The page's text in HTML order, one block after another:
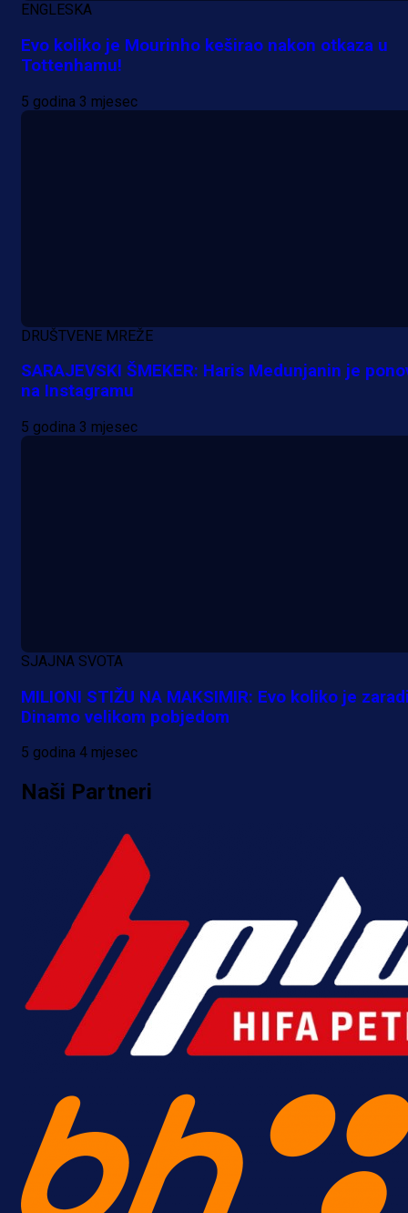
ENGLESKA
Evo koliko je Mourinho keširao nakon otkaza u
Tottenhamu!
5 godina 3 mjesec
DRUŠTVENE MREŽE
SARAJEVSKI ŠMEKER: Haris Medunjanin je
na Instagramu
5 godina 3 mjesec
SJAJNA SVOTA
MILIONI STIŽU NA MAKSIMIR: Evo koliko je
Dinamo velikom pobjedom
5 godina 4 mjesec
Naši Partneri